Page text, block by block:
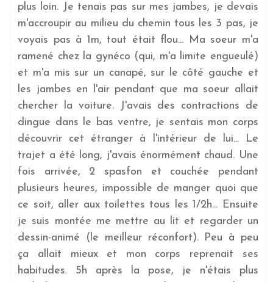
plus loin. Je tenais pas sur mes jambes, je devais
m'accroupir au milieu du chemin tous les 3 pas, je
voyais pas à 1m, tout était flou... Ma soeur m'a
ramené chez la gynéco (qui, m'a limite engueulé)
et m'a mis sur un canapé, sur le côté gauche et
les jambes en l'air pendant que ma soeur allait
chercher la voiture. J'avais des contractions de
dingue dans le bas ventre, je sentais mon corps
découvrir cet étranger à l'intérieur de lui... Le
trajet a été long, j'avais énormément chaud. Une
fois arrivée, 2 spasfon et couchée pendant
plusieurs heures, impossible de manger quoi que
ce soit, aller aux toilettes tous les 1/2h... Ensuite
je suis montée me mettre au lit et regarder un
dessin-animé (le meilleur réconfort). Peu à peu
ça allait mieux et mon corps reprenait ses
habitudes. 5h après la pose, je n'étais plus